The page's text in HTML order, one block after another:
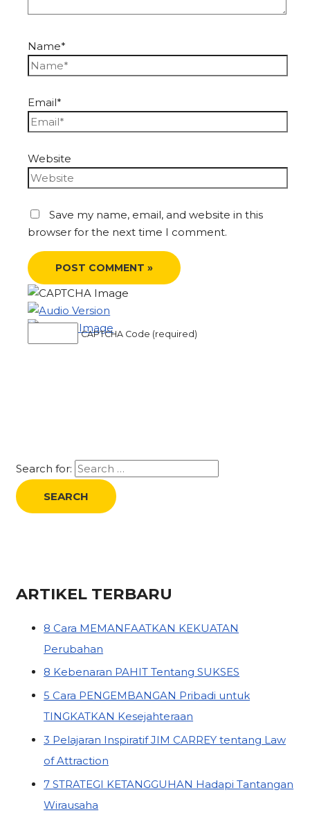
Name*
Email*
Website
Save my name, email, and website in this
browser for the next time I comment.
CAPTCHA Code (required)
Search for:
ARTIKEL TERBARU
8 Cara MEMANFAATKAN KEKUATAN
Perubahan
8 Kebenaran PAHIT Tentang SUKSES
5 Cara PENGEMBANGAN Pribadi untuk
TINGKATKAN Kesejahteraan
3 Pelajaran Inspiratif JIM CARREY tentang Law
of Attraction
7 STRATEGI KETANGGUHAN Hadapi Tantangan
Wirausaha